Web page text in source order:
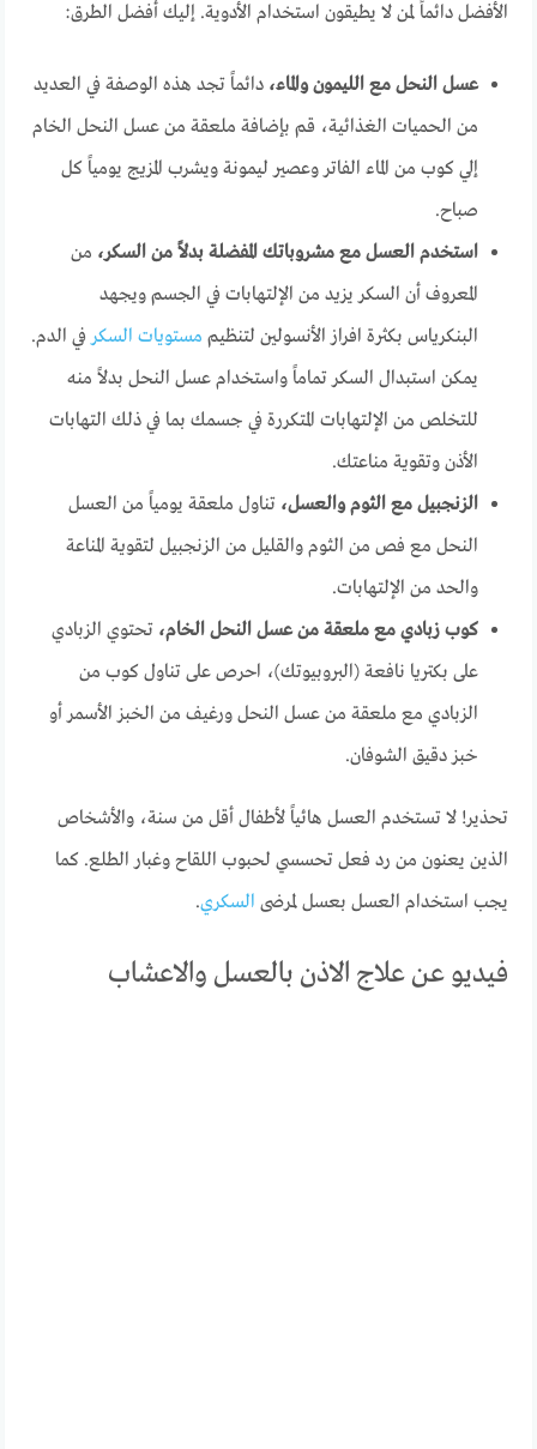
الأفضل دائماً لمن لا يطيقون استخدام الأدوية. إليك أفضل الطرق:
عسل النحل مع الليمون والماء، دائماً تجد هذه الوصفة في العديد
من الحميات الغذائية، قم بإضافة ملعقة من عسل النحل الخام
إلي كوب من الماء الفاتر وعصير ليمونة ويشرب المزيج يومياً كل
صباح.
استخدم العسل مع مشروباتك المفضلة بدلاً من السكر، من
المعروف أن السكر يزيد من الإلتهابات في الجسم ويجهد
البنكرياس بكثرة افراز الأنسولين لتنظيم مستويات السكرفي الدم.
يمكن استبدال السكر تماماً واستخدام عسل النحل بدلاً منه
للتخلص من الإلتهابات المتكررة في جسمك بما في ذلك التهابات
الأذن وتقوية مناعتك.
الزنجبيل مع الثوم والعسل، تناول ملعقة يومياً من العسل
النحل مع فص من الثوم والقليل من الزنجبيل لتقوية المناعة
والحد من الإلتهابات.
كوب زبادي مع ملعقة من عسل النحل الخام، تحتوي الزبادي
على بكتريا نافعة (البروبيوتك)، احرص على تناول كوب من
الزبادي مع ملعقة من عسل النحل ورغيف من الخبز الأسمر أو
خبز دقيق الشوفان.
تحذير! لا تستخدم العسل هائياً لأطفال أقل من سنة، والأشخاص
الذين يعنون من رد فعل تحسسي لحبوب اللقاح وغبار الطلع. كما
يجب استخدام العسل بعسل لمرضى السكري.
فيديو عن علاج الاذن بالعسل والاعشاب